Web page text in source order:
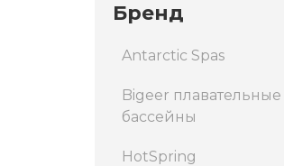
Бренд
Antarctic Spas
Bigeer плавательные
бассейны
HotSpring